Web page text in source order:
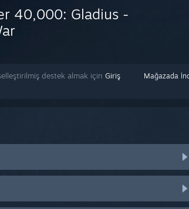
40,000: Gladius -
Mağazada
destek almak için Giriş